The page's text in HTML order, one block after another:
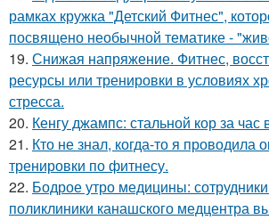
рамках кружка "Детский Фитнес",
посвящено необычной тематике -
19. Снижая напряжение. Фитнес,
ресурсы или тренировки в условиях
стресса.
20. Кенгу джампс: стальной кор за
21. Кто не знал, когда-то я проводила
тренировки по фитнесу.
22. Бодрое утро медицины: сотрудники
поликлиники канашского медцентра